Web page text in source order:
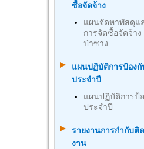
ซื้อจัดจ้าง
แผนจัดหาพัสดุแ
การจัดซื้อจัดจ้า
ป่าซาง
แผนปฏิบัติการป้อง
ประจำปี
แผนปฏิบัติการป้
ประจำปี
รายงานการกำกับติ
งาน